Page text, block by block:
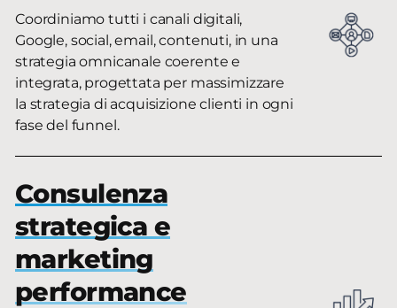
Coordiniamo tutti i canali digitali,
Google, social, email, contenuti, in una
strategia omnicanale coerente e
integrata, progettata per massimizzare
la strategia di acquisizione clienti in ogni
fase del funnel.
Consulenza
strategica e
marketing
performance